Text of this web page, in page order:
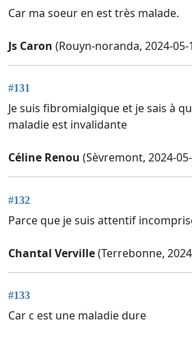
Car ma soeur en est très malade.
Js Caron (Rouyn-noranda, 2024-05-
#131
Je suis fibromialgique et je sais à
maladie est invalidante
Céline Renou (Sèvremont, 2024-
#132
Parce que je suis attentif
Chantal Verville(Terrebonne,
#133
Car c est une maladie dure